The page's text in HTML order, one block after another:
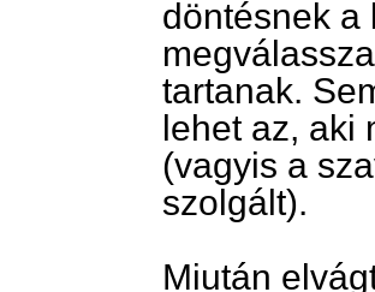
döntésnek a
tartanak.
lehet az, aki
(vagyis a
szolgált).
Miután